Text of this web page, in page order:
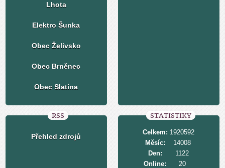
Lhota
Elektro Šunka
Obec Želivsko
Obec Brněnec
Obec Slatina
RSS
Přehled zdrojů
STATISTIKY
Online: 20
Celkem: 1920592
Měsíc:
14008
Den:
1122